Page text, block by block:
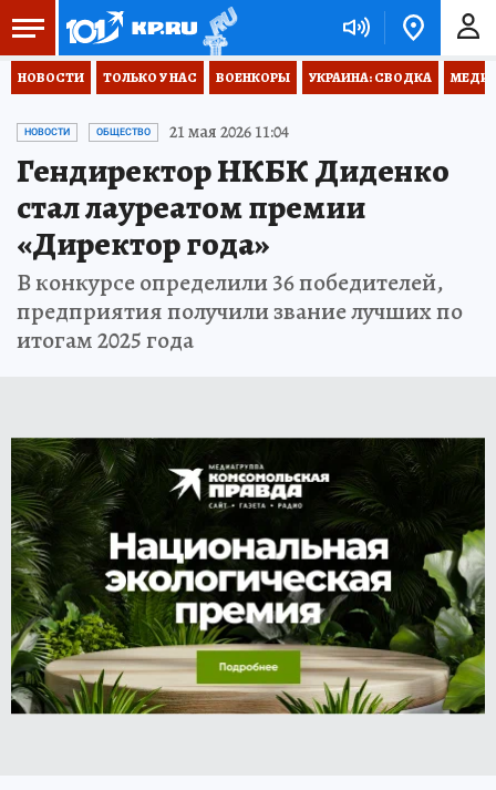
НОВОСТИ ТОЛЬКО У НАС ВОЕНКОРЫ УКРАИНА: СВОДКА
НОВОСТИ ОБЩЕСТВО 21 мая 2026 11:04
Гендиректор НКБК Диденко
стал лауреатом премии
«Директор года»
В конкурсе определили 36 победителей,
предприятия получили звание лучших по
итогам 2025 года